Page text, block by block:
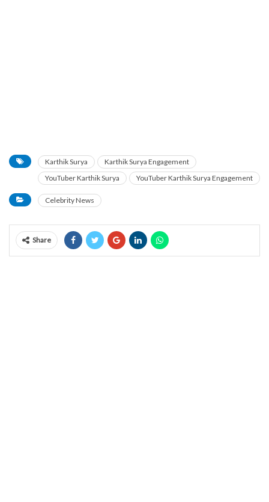
Karthik Surya
Karthik Surya Engagement
YouTuber Karthik Surya
YouTuber Karthik Surya Engagement
Celebrity News
Share